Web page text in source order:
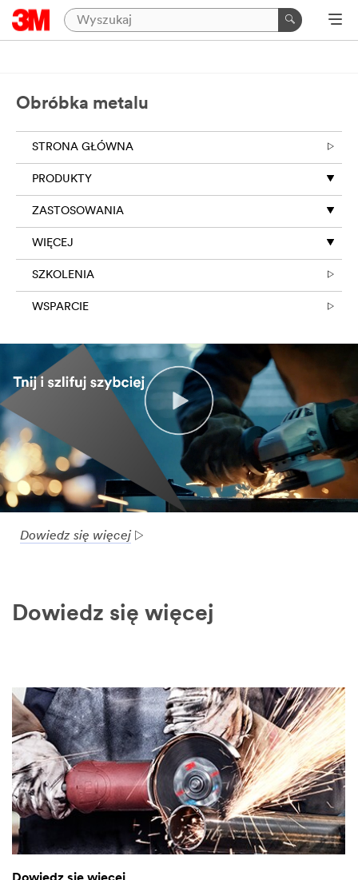
Obróbka metalu
STRONA GŁÓWNA
PRODUKTY
ZASTOSOWANIA
WIĘCEJ
SZKOLENIA
WSPARCIE
Dowiedz się więcej
Dowiedz się więcej